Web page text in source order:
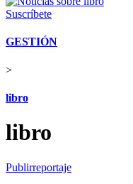
Suscríbete
GESTIÓN
>
libro
libro
Publirreportaje